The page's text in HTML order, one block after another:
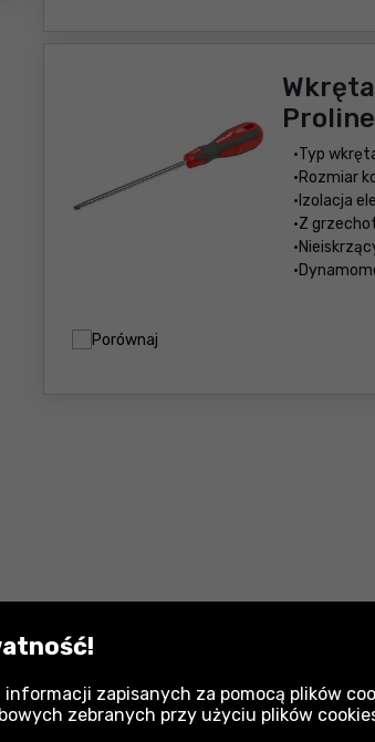
Typ
Rozmiar
Izolacja
Z
Porównaj
Przewody ciśnieniowe
zapisanych za pomocą plików
zebranych przy użyciu plików